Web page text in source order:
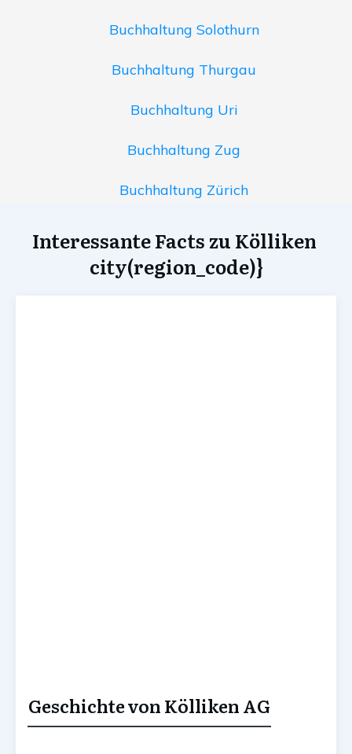
Buchhaltung Solothurn
Buchhaltung Thurgau
Buchhaltung Uri
Buchhaltung Zug
Buchhaltung Zürich
Interessante Facts zu Kölliken
city(region_code)}
Geschichte von Kölliken AG